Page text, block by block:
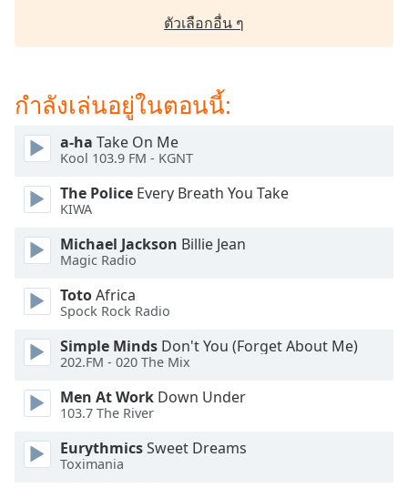
Escape
cancel
and
close
Text
Color
Opacity
Text
Background
ตัวเลือกอื่น ๆ
กำลังเล่นอยู่ในตอนนี้:
a-ha Take On Me
Kool 103.9 FM - KGNT
The Police Every Breath You Take
KIWA
Michael Jackson Billie Jean
Magic Radio
TotoAfrica
Spock Rock Radio
Simple Minds Don't You (Forget About Me)
202.FM - 020 The Mix
Men At Work Down Under
103.7 The River
EurythmicsSweet Dreams
Toximania